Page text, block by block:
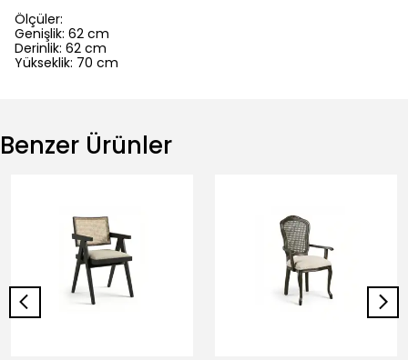
Ölçüler:
Genişlik: 62 cm
Derinlik: 62 cm
Yükseklik: 70 cm
Benzer Ürünler